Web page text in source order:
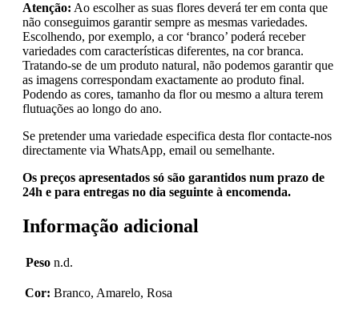
Atenção: Ao escolher as suas flores deverá ter em conta que
não conseguimos garantir sempre as mesmas variedades.
Escolhendo, por exemplo, a cor ‘branco’ poderá receber
variedades com características diferentes, na cor branca.
Tratando-se de um produto natural, não podemos garantir que
as imagens correspondam exactamente ao produto final.
Podendo as cores, tamanho da flor ou mesmo a altura terem
flutuações ao longo do ano.
Se pretender uma variedade especifica desta flor contacte-nos
directamente via WhatsApp, email ou semelhante.
Os preços apresentados só são garantidos num prazo de
24h e para entregas no dia seguinte à encomenda.
Informação adicional
Peso n.d.
Cor: Branco, Amarelo, Rosa